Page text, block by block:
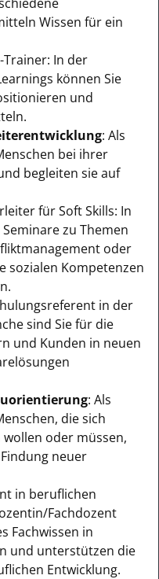
Wissen für ein
In der
können Sie
und
: Als
bei ihrer
begleiten sie auf
für Soft Skills: In
zu Themen
oder
sozialen Kompetenzen
in der
sind Sie für die
und Kunden in neuen
: Als
die sich
oder müssen,
neuer
in beruflichen
Fachdozent
Fachwissen in
und unterstützen die
Entwicklung.